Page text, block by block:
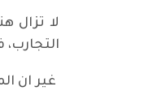
لا تزال
غير ان